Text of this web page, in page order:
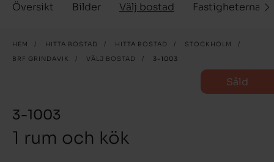
Översikt Bilder Välj bostad Fastigheterna
HEM / HITTA BOSTAD / HITTA BOSTAD / STOCKHOLM
/
BRF GRINDAVIK
/ VÄLJ BOSTAD / 3-1003
Såld
3-1003
1 rum och kök